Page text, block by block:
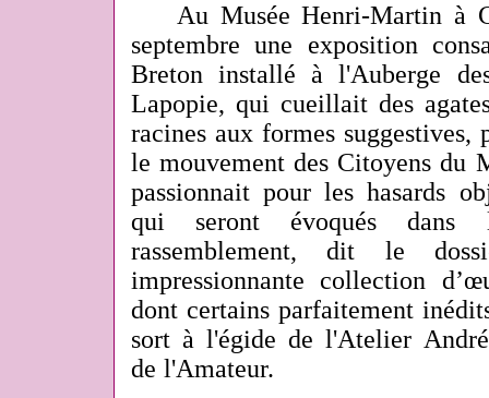
Au Musée Henri-Martin à
septembre une exposition
Breton installé à l'Auberge
Lapopie, qui cueillait des
racines aux formes
le mouvement des Citoyens du
passionnait pour les hasards
qui seront évoqués dans
rassemblement, dit le
impressionnante collection
dont certains parfaitement
sort à l'égide de l'Atelier
de l'Amateur.